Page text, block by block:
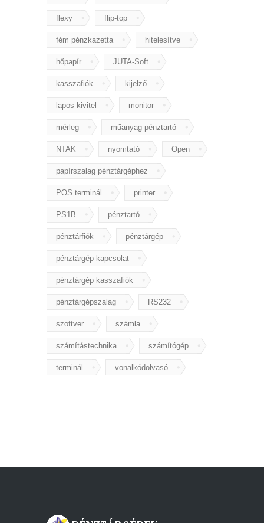
flexy flip-top
fém pénzkazetta hitelesítve
hőpapír JUTA-Soft
kasszafiók kijelző
lapos kivitel monitor
mérleg műanyag pénztartó
NTAK nyomtató Open
papírszalag pénztárgéphez
POS terminál printer
PS1B pénztartó
pénztárfiók pénztárgép
pénztárgép kapcsolat
pénztárgép kasszafiók
pénztárgépszalag RS232
szoftver számla
számítástechnika számítógép
terminál vonalkódolvasó